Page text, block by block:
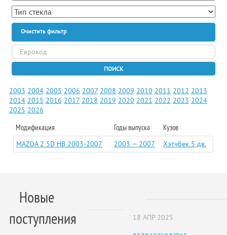
Очистить фильтр
ПОИСК
2003 2004 2005 2006 2007 2008 2009 2010 2011 2012 2013
2014 2015 2016 2017 2018 2019 2020 2021 2022 2023 2024
2025 2026
Модификация Годы выпуска Кузов
MAZDA 2 5D HB 2003-2007 2003 — 2007 Хэтчбек 5 дв.
Новые
поступления
18 АПР 2025